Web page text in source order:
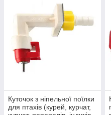
Куточок з ніпельної поїлки
для птахів (курей, курчат,